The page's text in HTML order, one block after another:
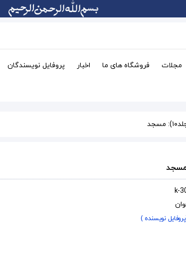
مجلات فروشگاه های ما اخبار پروفایل نویسندگان
k-
نویسنده )